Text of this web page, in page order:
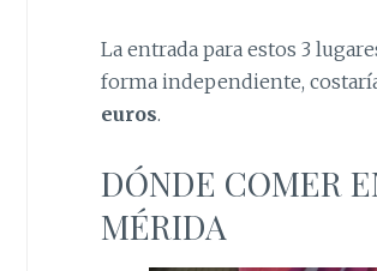
La entrada para estos 3
forma independiente,
euros.
DÓNDE COMER
MÉRIDA